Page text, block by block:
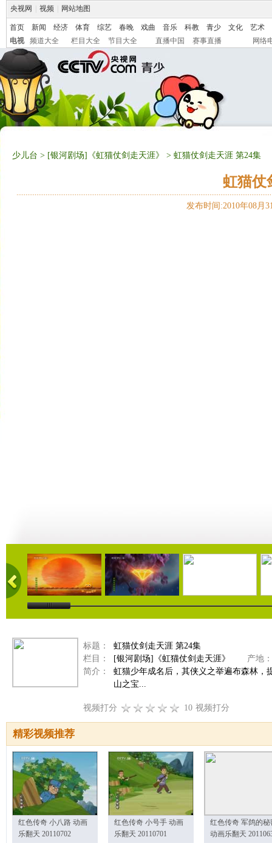
央视网 视频 网站地图
首页 新闻 经济 体育 综艺 春晚 戏曲 音乐 科教 青少 文化
艺术
电视
频道大全 栏目大全 节目大全 直播中国 赛事直播 网络
少儿台 > [银河剧场]《虹猫仗剑走天涯》 > 虹猫仗剑走天涯 第24集
虹猫仗
发布时间:2010年08月
14:16 12:46 14:34
标题：
虹猫仗剑走天涯 第24集
栏目：
[银河剧场]《虹猫仗剑走天涯》
产地：
简介：
虹猫少年成名后，其侠义之举遍布森林，
山之宝...
视频打分 10 视频打分
精彩视频推荐
红色传奇 小八路 动画
乐翻天 20110702
红色传奇 小号手 动画
乐翻天 20110701
红色传奇 军鸽的秘
动画乐翻天